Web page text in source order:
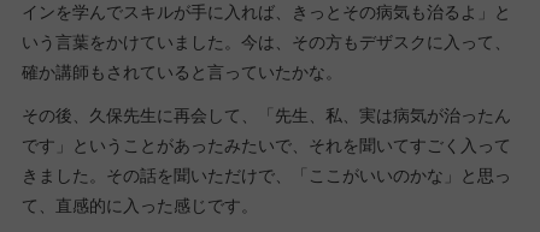
インを学んでスキルが手に入れば、きっとその病気も治るよ」と
いう言葉をかけていました。今は、その方もデザスクに入って、
確か講師もされていると言っていたかな。
その後、久保先生に再会して、「先生、私、実は病気が治ったん
です」ということがあったみたいで、それを聞いてすごく入って
きました。その話を聞いただけで、「ここがいいのかな」と思っ
て、直感的に入った感じです。